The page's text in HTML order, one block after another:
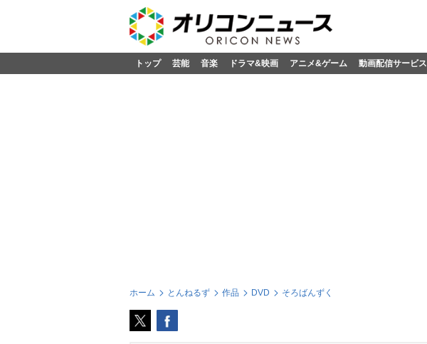
トップ 芸能 音楽 ドラマ&映画 アニメ&ゲーム 動画配信サービス
ホーム とんねるず 作品 DVD そろばんずく